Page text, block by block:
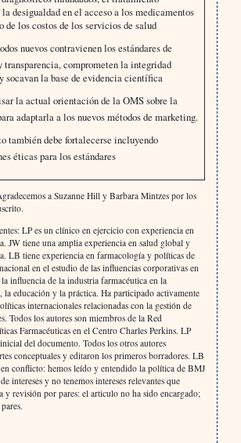
desigualdad en el acceso a los medicamentos
de los costos de los servicios de salud
nuevos contravienen los estándares de
transparencia, comprometen la integridad
socavan la base de evidencia científica
la actual orientación de la OMS sobre la
adaptarla a los nuevos métodos de marketing.
también debe fortalecerse incluyendo
éticas para los estándares
a Suzanne Hill y Barbara Mintzes por los
LP es un clínico en ejercicio con experiencia en
JW tiene una amplia experiencia en salud global y
LB tiene experiencia en farmacología y políticas de
en el estudio de las influencias corporativas en
influencia de la industria farmacéutica en la
educación y la práctica. Ha participado activamente
internacionales relacionadas con la gestión de
Todos los autores son miembros de la Red
Farmacéuticas en el Centro Charles Perkins. LP
del documento. Todos los otros autores
conceptuales y editaron los primeros borradores. LB
en conflicto: hemos leído y entendido la política de BMJ
intereses y no tenemos intereses relevantes que
y revisión por pares: el articulo no ha sido encargado;